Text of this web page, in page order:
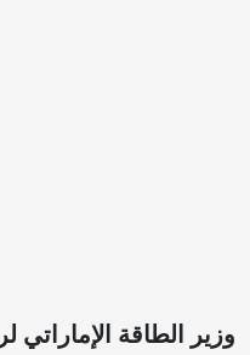
‏وزير الطاقة